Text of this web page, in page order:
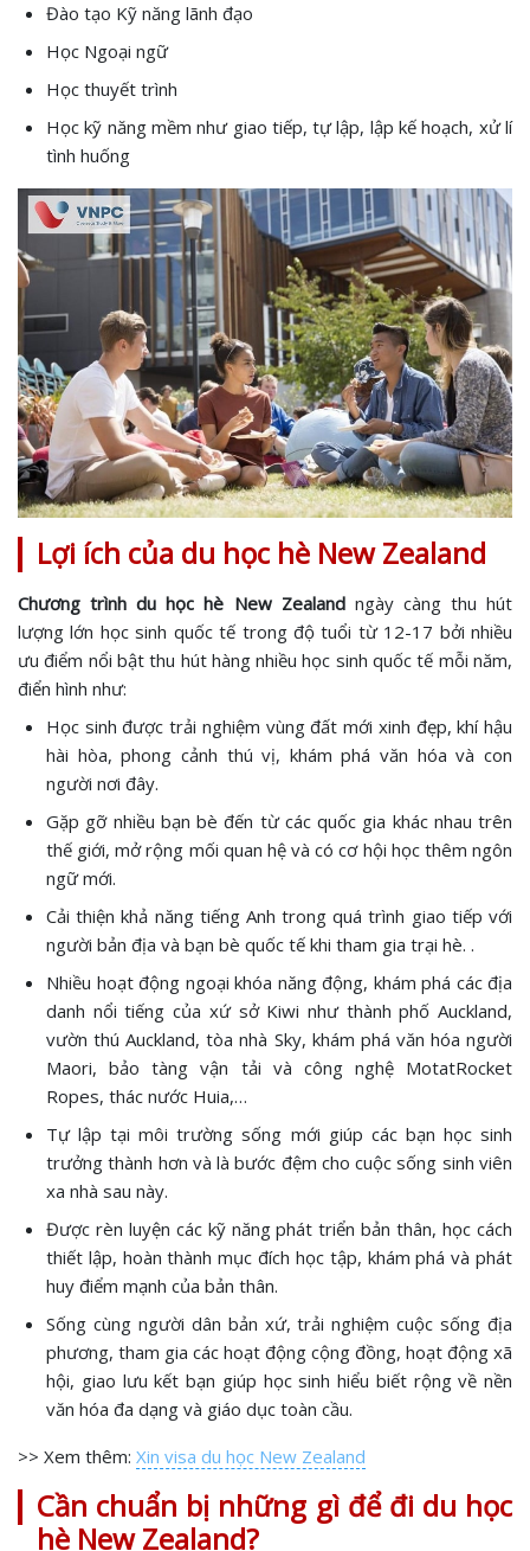
Đào tạo Kỹ năng lãnh đạo
Học Ngoại ngữ
Học thuyết trình
Học kỹ năng mềm như giao tiếp, tự lập, lập kế hoạch, xử lí
tình huống
Lợi ích của du học hè New Zealand
Chương trình du học hè New Zealand ngày càng thu hút
lượng lớn học sinh quốc tế trong độ tuổi từ 12-17 bởi nhiều
ưu điểm nổi bật thu hút hàng nhiều học sinh quốc tế mỗi năm,
điển hình như:
Học sinh được trải nghiệm vùng đất mới xinh đẹp, khí hậu
hài hòa, phong cảnh thú vị, khám phá văn hóa và con
người nơi đây.
Gặp gỡ nhiều bạn bè đến từ các quốc gia khác nhau trên
thế giới, mở rộng mối quan hệ và có cơ hội học thêm ngôn
ngữ mới.
Cải thiện khả năng tiếng Anh trong quá trình giao tiếp với
người bản địa và bạn bè quốc tế khi tham gia trại hè. .
Nhiều hoạt động ngoại khóa năng động, khám phá các địa
danh nổi tiếng của xứ sở Kiwi như thành phố Auckland,
vườn thú Auckland, tòa nhà Sky, khám phá văn hóa người
Maori, bảo tàng vận tải và công nghệ MotatRocket
Ropes, thác nước Huia,…
Tự lập tại môi trường sống mới giúp các bạn học sinh
trưởng thành hơn và là bước đệm cho cuộc sống sinh viên
xa nhà sau này.
Được rèn luyện các kỹ năng phát triển bản thân, học cách
thiết lập, hoàn thành mục đích học tập, khám phá và phát
huy điểm mạnh của bản thân.
Sống cùng người dân bản xứ, trải nghiệm cuộc sống địa
phương, tham gia các hoạt động cộng đồng, hoạt động xã
hội, giao lưu kết bạn giúp học sinh hiểu biết rộng về nền
văn hóa đa dạng và giáo dục toàn cầu.
>> Xem thêm: Xin visa du học New Zealand
Cần chuẩn bị những gì để đi du học
hè New Zealand?